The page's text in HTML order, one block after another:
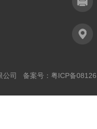
公司 备案号： 粤ICP备